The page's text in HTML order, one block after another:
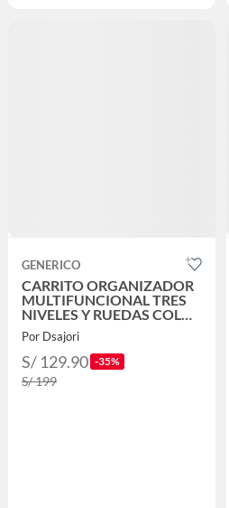
GENERICO
CARRITO ORGANIZADOR
MULTIFUNCIONAL TRES
NIVELES Y RUEDAS COLOR
TURQUESA
Por Dsajori
S/ 129.90 -35%
S/ 199